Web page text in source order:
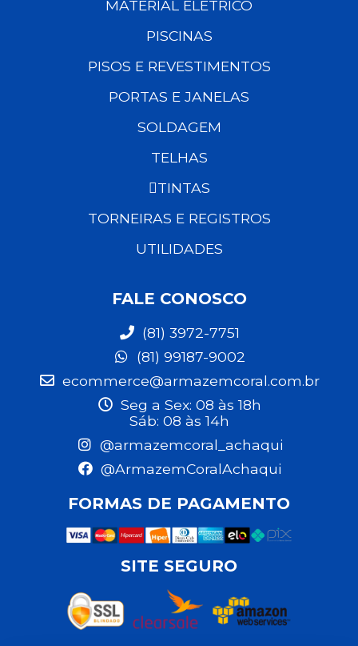
MATERIAL ELÉTRICO
PISCINAS
PISOS E REVESTIMENTOS
PORTAS E JANELAS
SOLDAGEM
TELHAS
TINTAS
TORNEIRAS E REGISTROS
UTILIDADES
FALE CONOSCO
(81) 3972-7751
(81) 99187-9002
ecommerce@armazemcoral.com.br
Seg a Sex: 08 às 18h
Sáb: 08 às 14h
@armazemcoral_achaqui
@ArmazemCoralAchaqui
FORMAS DE PAGAMENTO
SITE SEGURO